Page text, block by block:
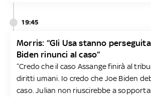
19:45
Morris: “Gli Usa stanno
Biden rinunci al caso”
“Credo che il caso Assange finirà al
diritti umani. Io credo che Joe Biden
caso. Julian non riuscirebbe a